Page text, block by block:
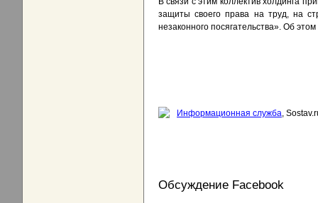
защиты своего права на труд, на
незаконного посягательства». Об
Информационная служба,
Обсуждение Facebook